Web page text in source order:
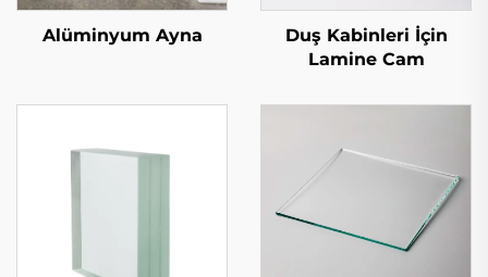
Alüminyum Ayna
Duş Kabinleri İçin
Lamine Cam